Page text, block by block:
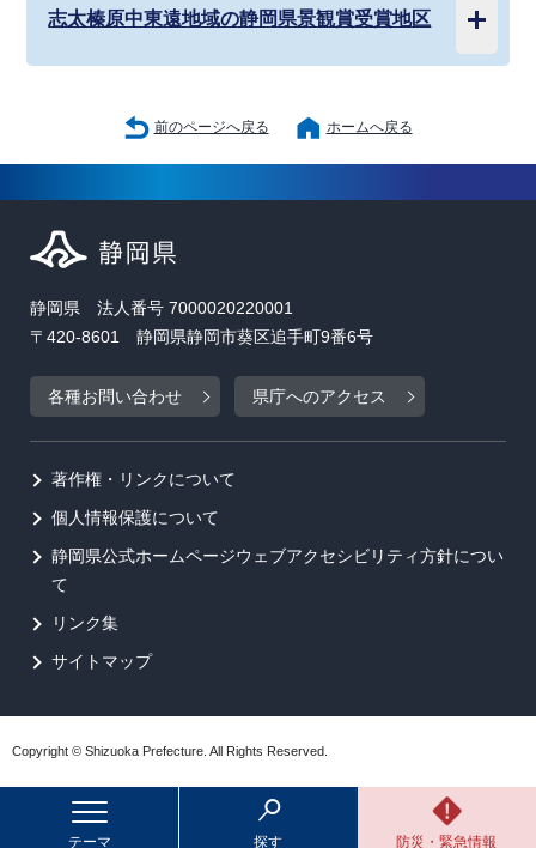
志太榛原中東遠地域の静岡県景観賞受賞地区
前のページへ戻る ホームへ戻る
テーマ 探す 防災・緊急情報
静岡県 法人番号 7000020220001
〒420-8601 静岡県静岡市葵区追手町9番6号
各種お問い合わせ 県庁へのアクセス
著作権・リンクについて
個人情報保護について
静岡県公式ホームページウェブアクセシビリティ方針につい
て
リンク集
サイトマップ
Copyright © Shizuoka Prefecture. All Rights Reserved.